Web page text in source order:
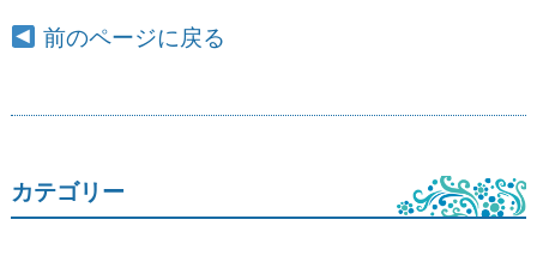
前のページに戻る
カテゴリー